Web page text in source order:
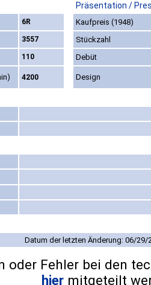
Präsentation /
6R
Kaufpreis (1948)
3557
Stückzahl
110 Debüt
4200 Design
Datum der letzten Änderung: 06/29/
oder Fehler bei den
hiermitgeteilt